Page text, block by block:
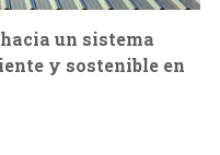
un sistema
y sostenible en